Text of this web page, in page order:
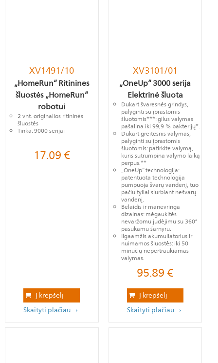
XV1491/10
„HomeRun“ Ritinines
šluostės „HomeRun“
robotui
2 vnt. originalios ritininės
šluostės
Tinka: 9000 serijai
17.09€
Į krepšelį
Skaityti plačiau
XV3101/01
„OneUp“ 3000 serija
Elektrinė šluota
Dukart švaresnės grindys,
palyginti su įprastomis
šluotomis***: gilus valymas
pašalina iki 99,9 % bakterijų*.
Dukart greitesnis valymas,
palyginti su įprastomis
šluotomis: patirkite valymą,
kuris sutrumpina valymo laiką
perpus.**
„OneUp“ technologija:
patentuota technologija
pumpuoja švarų vandenį, tuo
pačiu tyliai siurbiant nešvarų
vandenį.
Belaidis ir manevringa
dizainas: mėgaukitės
nevaržomu judėjimu su 360°
pasukamu šarnyru.
Ilgaamžis akumuliatorius ir
nuimamos šluostės: iki 50
minučių nepertraukiamas
valymas.
95.89€
Į krepšelį
Skaityti plačiau